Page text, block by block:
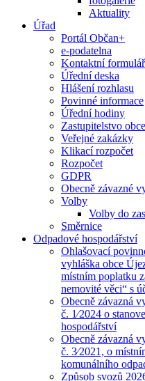
Aktuality
Úřad
Portál Občan+
e-podatelna
Kontaktní formulář
Úřední deska
Hlášení rozhlasu
Povinné informace
Úřední hodiny
Zastupitelstvo obce
Veřejné zakázky
Klikací rozpočet
Rozpočet
GDPR
Obecně závazné
Volby
Volby do
Směrnice
Odpadové hospodářství
Ohlašovací
vyhláška obce
místním poplatku
nemovité věci“ s
Obecně závazná
č. 1⁄2024 o
hospodářství
Obecně závazná
č. 3⁄2021, o
komunálního
Způsob svozů